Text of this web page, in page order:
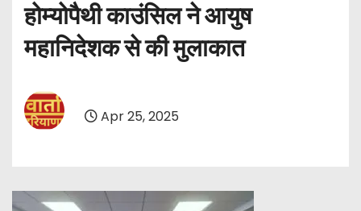
होम्योपैथी काउंसिल ने आयुष
महानिदेशक से की मुलाकात
Apr 25, 2025